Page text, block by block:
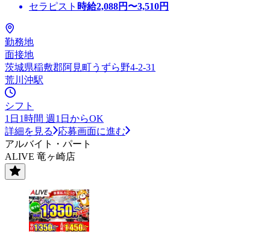
セラピスト 時給2,088円〜3,510円
勤務地
面接地
茨城県稲敷郡阿見町うずら野4-2-31
荒川沖駅
シフト
1日1時間 週1日からOK
詳細を見る
応募画面に進む
アルバイト・パート
ALIVE 竜ヶ崎店